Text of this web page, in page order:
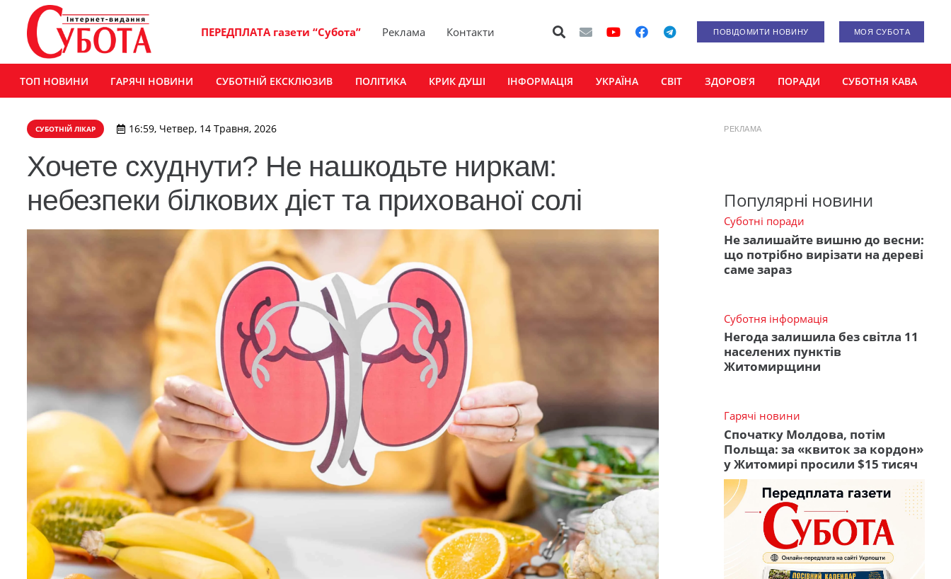
ПЕРЕДПЛАТА газети “Субота” Реклама Контакти ПОВІДОМИТИ НОВИНУ МОЯ СУБОТА
ТОП НОВИНИ ГАРЯЧІ НОВИНИ СУБОТНІЙ ЕКСКЛЮЗИВ ПОЛІТИКА КРИК ДУШІ ІНФОРМАЦІЯ УКРАЇНА СВІТ ЗДОРОВ’Я ПОРАДИ СУБОТНЯ КАВА
СУБОТНІЙ ЛІКАР 16:59, Четвер, 14 Травня, 2026
Хочете схуднути? Не нашкодьте ниркам:
небезпеки білкових дієт та прихованої солі
РЕКЛАМА
Популярні новини
Суботні поради
Не залишайте вишню до весни:
що потрібно вирізати на дереві
саме зараз
Суботня інформація
Негода залишила без світла 11
населених пунктів
Житомирщини
Гарячі новини
Спочатку Молдова, потім
Польща: за «квиток за кордон»
у Житомирі просили $15 тисяч